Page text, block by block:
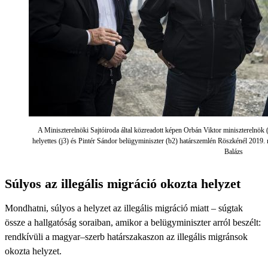
A Miniszterelnöki Sajtóiroda által közreadott képen Orbán Viktor
helyettes (j3) és Pintér Sándor belügyminiszter (b2) határszemlén Röszkénél
Balázs
Súlyos az illegális migráció okozta helyzet
Mondhatni, súlyos a helyzet az illegális migráció miatt – súgtak
össze a hallgatóság soraiban, amikor a belügyminiszter arról beszélt:
rendkívüli a magyar–szerb határszakaszon az illegális migránsok
okozta helyzet.